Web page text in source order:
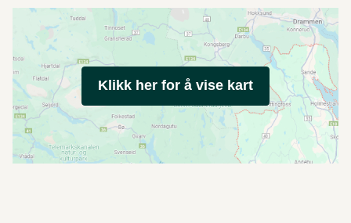
Klikk her for å vise kart